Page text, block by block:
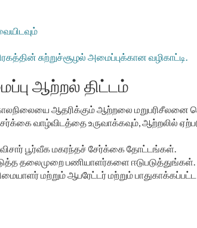
சுற்றுச்சூழல் அமைப்புக்கான வழிகாட்டி.
ஆற்றல் திட்டம்
ஆதரிக்கும் ஆற்றலை மறுபரிசீலனை
வாழ்விடத்தை உருவாக்கவும், ஆற்றலில்
பூர்வீக மகரந்தச் சேர்க்கை தோட்டங்கள்.
தலைமுறை பணியாளர்களை ஈடுபடுத்துங்கள்.
மற்றும் ஆபரேட்டர் மற்றும்